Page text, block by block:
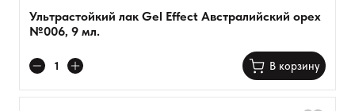
Ультрастойкий лак Gel Effect Австралийский орех
№006, 9 мл.
В корзину